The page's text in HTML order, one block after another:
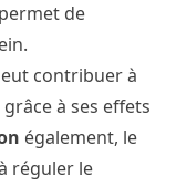
de
contribuer à
grâce à ses effets
également, le
réguler le